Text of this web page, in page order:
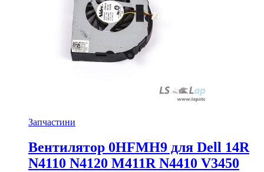
Запчастини
Вентилятор 0HFMH9 для Dell 14R
N4110 N4120 M411R N4410 V3450